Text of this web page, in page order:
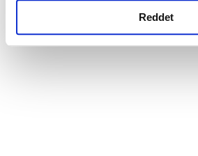
detaylı bilgi almak için lütfenReddet